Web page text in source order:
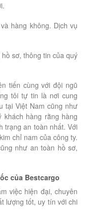
hàng không. Dịch vụ
sơ, thông tin của quý
tiến cùng với đội ngũ
tôi tự tin là nơi cung
tại Việt Nam cũng như
hàng rằng hàng
trạng an toàn nhất. Với
chỉ nam của công ty.
như an toàn hồ sơ,
của Bestcargo
việc hiện đại, chuyên
lượng tốt, uy tín với chi